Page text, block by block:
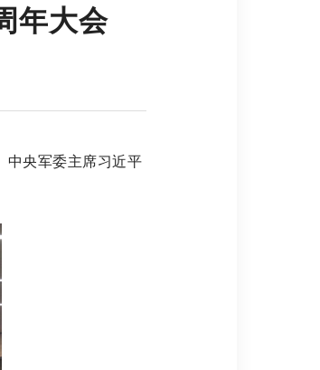
年大会
央军委主席习近平